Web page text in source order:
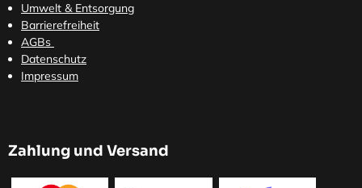
Umwelt & Entsorgung
Barrierefreiheit
AGBs
Datenschutz
Impressum
Zahlung und Versand